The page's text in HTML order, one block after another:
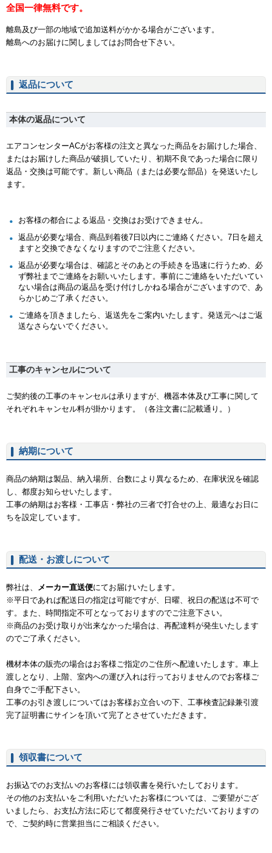
全国一律無料です。
離島及び一部の地域で追加送料がかかる場合がございます。
離島へのお届けに関しましてはお問合せ下さい。
返品について
本体の返品について
エアコンセンターACがお客様の注文と異なった商品をお届けした場合、
またはお届けした商品が破損していたり、初期不良であった場合に限り
返品・交換は可能です。新しい商品（または必要な部品）を発送いたし
ます。
お客様の都合による返品・交換はお受けできません。
返品が必要な場合、商品到着後7日以内にご連絡ください。7日を超え
ますと交換できなくなりますのでご注意ください。
返品が必要な場合は、確認とそのあとの手続きを迅速に行うため、必
ず弊社までご連絡をお願いいたします。事前にご連絡をいただいてい
ない場合は商品の返品を受け付けしかねる場合がございますので、あ
らかじめご了承ください。
ご連絡を頂きましたら、返送先をご案内いたします。発送元へはご返
送なさらないでください。
工事のキャンセルについて
ご契約後の工事のキャンセルは承りますが、機器本体及び工事に関して
それぞれキャンセル料が掛かります。（各注文書に記載通り。）
納期について
商品の納期は製品、納入場所、台数により異なるため、在庫状況を確認
し、都度お知らせいたします。
工事の納期はお客様・工事店・弊社の三者で打合せの上、最適なお日に
ちを設定しています。
配送・お渡しについて
弊社は、 メーカー直送便にてお届けいたします。
※平日であれば配送日の指定は可能ですが、日曜、祝日の配送は不可で
す。また、時間指定不可となっておりますのでご注意下さい。
※商品のお受け取りが出来なかった場合は、再配達料が発生いたします
のでご了承ください。
機材本体の販売の場合はお客様ご指定のご住所へ配達いたします。車上
渡しとなり、上階、室内への運び入れは行っておりませんのでお客様ご
自身でご手配下さい。
工事のお引き渡しについてはお客様お立合いの下、工事検査記録兼引渡
完了証明書にサインを頂いて完了とさせていただきます。
領収書について
お振込でのお支払いのお客様には領収書を発行いたしております。
その他のお支払いをご利用いただいたお客様については、ご要望がござ
いましたら、お支払方法に応じて都度発行させていただいておりますの
で、ご契約時に営業担当にご相談ください。